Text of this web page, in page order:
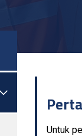
Untuk
Togol Menu
